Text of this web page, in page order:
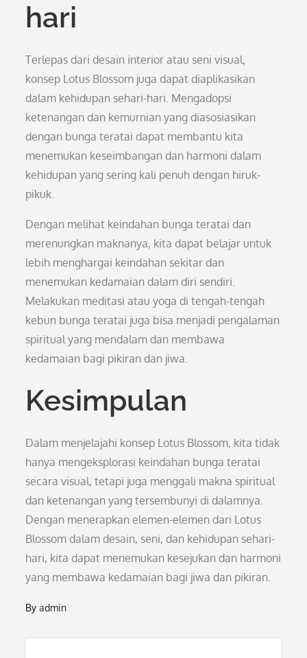
hari
Terlepas dari desain interior atau seni visual,
konsep Lotus Blossom juga dapat diaplikasikan
dalam kehidupan sehari-hari. Mengadopsi
ketenangan dan kemurnian yang diasosiasikan
dengan bunga teratai dapat membantu kita
menemukan keseimbangan dan harmoni dalam
kehidupan yang sering kali penuh dengan hiruk-
pikuk.
Dengan melihat keindahan bunga teratai dan
merenungkan maknanya, kita dapat belajar untuk
lebih menghargai keindahan sekitar dan
menemukan kedamaian dalam diri sendiri.
Melakukan meditasi atau yoga di tengah-tengah
kebun bunga teratai juga bisa menjadi pengalaman
spiritual yang mendalam dan membawa
kedamaian bagi pikiran dan jiwa.
Kesimpulan
Dalam menjelajahi konsep Lotus Blossom, kita tidak
hanya mengeksplorasi keindahan bunga teratai
secara visual, tetapi juga menggali makna spiritual
dan ketenangan yang tersembunyi di dalamnya.
Dengan menerapkan elemen-elemen dari Lotus
Blossom dalam desain, seni, dan kehidupan sehari-
hari, kita dapat menemukan kesejukan dan harmoni
yang membawa kedamaian bagi jiwa dan pikiran.
Byadmin